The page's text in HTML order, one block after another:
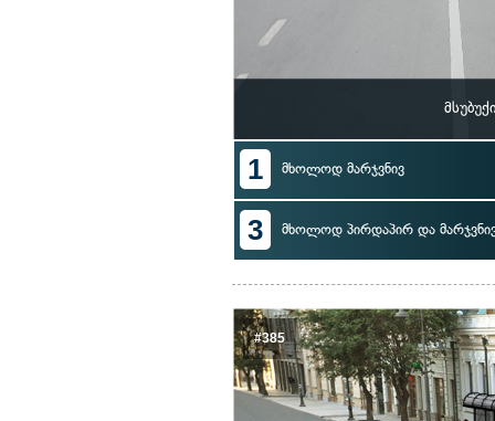
1 მხოლოდ მარჯვნივ
3 მხოლოდ პირდაპირ და
#385